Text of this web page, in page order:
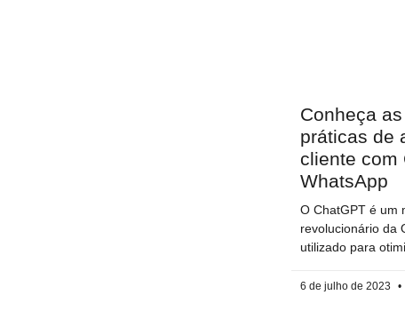
Conheça
práticas de
cliente com
WhatsApp
O ChatGPT é um
revolucionário da
utilizado para
6 de julho de 2023